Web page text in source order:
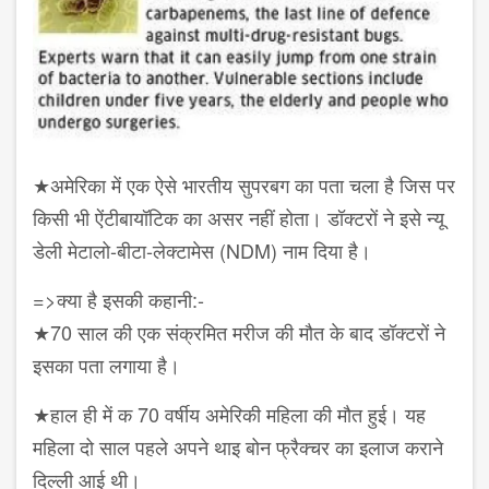
★अमेरिका में एक ऐसे भारतीय सुपरबग का पता चला है जिस पर
किसी भी ऐंटीबायॉटिक का असर नहीं होता। डॉक्टरों ने इसे न्यू
डेली मेटालो-बीटा-लेक्टामेस (NDM) नाम दिया है।
=>क्या है इसकी कहानी:-
★70 साल की एक संक्रमित मरीज की मौत के बाद डॉक्टरों ने
इसका पता लगाया है।
★हाल ही में क 70 वर्षीय अमेरिकी महिला की मौत हुई। यह
महिला दो साल पहले अपने थाइ बोन फ्रैक्चर का इलाज कराने
दिल्ली आई थी।